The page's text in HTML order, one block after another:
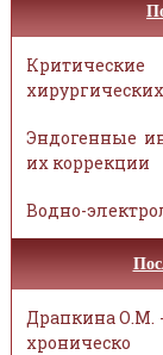
Эндогенные
их коррекции
Водно-
Драпкина О.М.
хроническо